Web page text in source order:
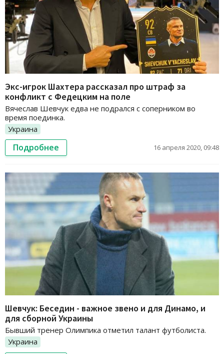
Экс-игрок Шахтера рассказал про штраф за
конфликт с Федецким на поле
Вячеслав Шевчук едва не подрался с соперником во
время поединка.
Украина
Подробнее 16 апреля 2020, 09:48
Шевчук: Беседин - важное звено и для Динамо, и
для сборной Украины
Бывший тренер Олимпика отметил талант футболиста.
Украина